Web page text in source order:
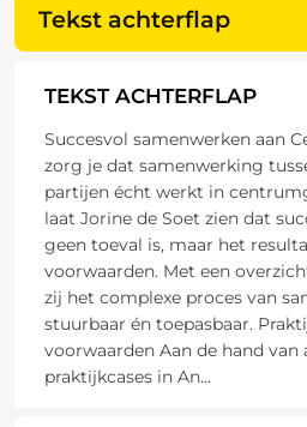
Tekst achterflap
TEKST ACHTERFLAP
Succesvol samenwerken aan
zorg je dat samenwerking
partijen écht werkt in
laat Jorine de Soet zien dat
geen toeval is, maar het
voorwaarden. Met een
zij het complexe proces van
stuurbaar én toepasbaar.
voorwaarden Aan de hand van
praktijkcases in An...